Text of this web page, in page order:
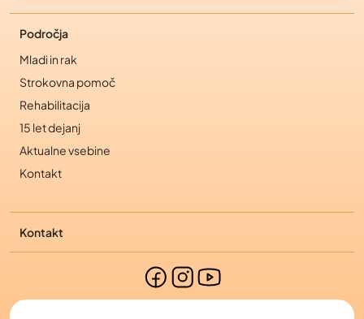
Področja
Mladi in rak
Strokovna pomoč
Rehabilitacija
15 let dejanj
Aktualne vsebine
Kontakt
Kontakt